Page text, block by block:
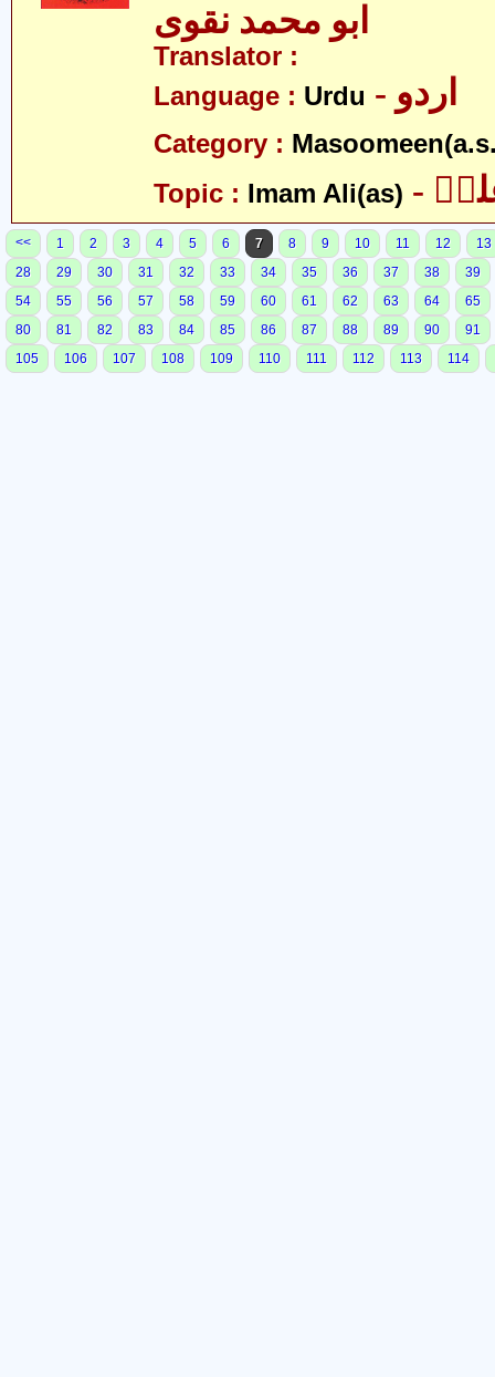
ابو محمد نقوی
Translator :
Language : Urdu - اردو
Category :
Topic : Imam Ali(as)
<< 1 2 3 4 5 6 7 8 9 10 11 12
13
28
29 30 31 32 33 34 35 36 37 38
39
54
55 56 57 58 59 60 61 62 63 64
65
80
81 82 83 84 85 86 87 88 89 90
91
105
106 107 108 109 110 111 112 113 114